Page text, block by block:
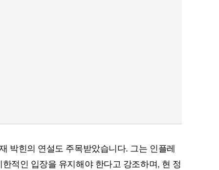
박힌의 연설도 주목받았습니다. 그는 인플레
적인 입장을 유지해야 한다고 강조하며, 현 정